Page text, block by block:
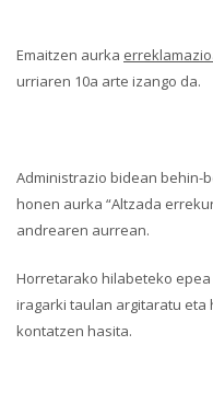
Emaitzen aurka
urriaren 10a arte izango da.
Administrazio bidean behin-
honen aurka “Altzada
andrearen aurrean.
Horretarako hilabeteko
iragarki taulan argitaratu eta
kontatzen hasita.